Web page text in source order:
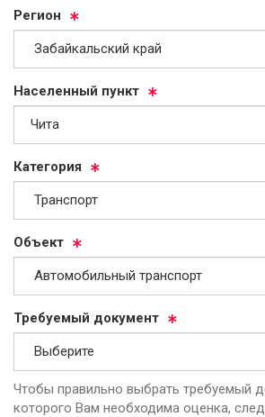
Ре­ги­он
На­се­лен­ный пункт
Ка­те­го­рия
Объ­ект
Тре­бу­емый до­ку­мент
Чтобы правильно выбрать требуемый
которого Вам необходима оценка,